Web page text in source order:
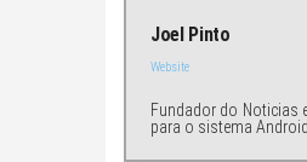
Joel Pinto
Website
Fundador do Noticias
para o sistema